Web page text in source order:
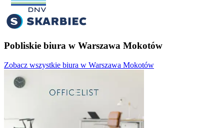
Pobliskie biura w Warszawa Mokotów
Zobacz wszystkie biura w Warszawa Mokotów